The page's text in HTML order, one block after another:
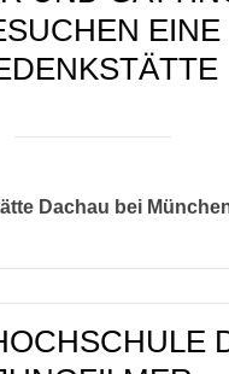
EINE
Dachau bei